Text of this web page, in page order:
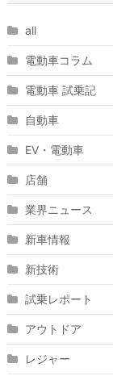
all
電動車コラム
電動車 試乗記
自動車
EV・電動車
店舗
業界ニュース
新車情報
新技術
試乗レポート
アウトドア
レジャー